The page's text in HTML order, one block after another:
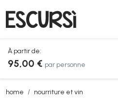
À partir de:
95,00 € par personne
home nourriture et vin
alghero : atelier de safran avec le